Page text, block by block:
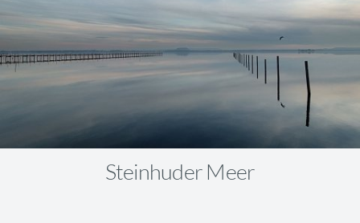
Steinhuder Meer